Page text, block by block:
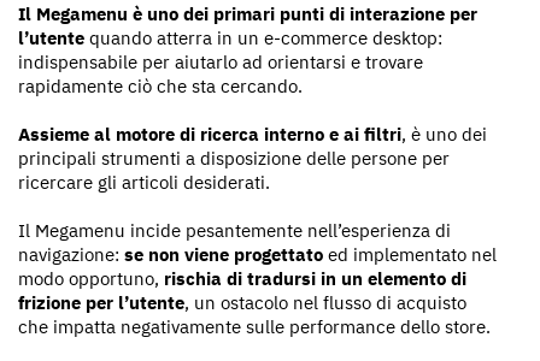
Il Megamenu è uno dei primari punti di interazione per
l’utente quando atterra in un e-commerce desktop:
indispensabile per aiutarlo ad orientarsi e trovare
rapidamente ciò che sta cercando.
Assieme al motore di ricerca interno e ai filtri, è uno dei
principali strumenti a disposizione delle persone per
ricercare gli articoli desiderati.
Il Megamenu incide pesantemente nell’esperienza di
navigazione: se non viene progettato ed implementato nel
modo opportuno, rischia di tradursi in un elemento di
frizione per l’utente, un ostacolo nel flusso di acquisto
che impatta negativamente sulle performance dello store.